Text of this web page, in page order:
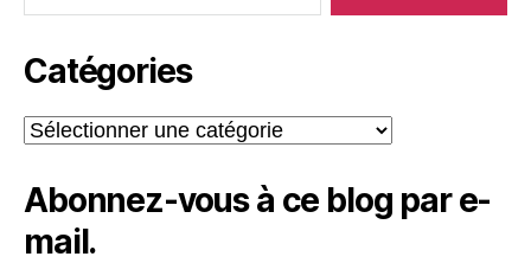
Catégories
Catégories
Abonnez-vous à ce blog par e-
mail.